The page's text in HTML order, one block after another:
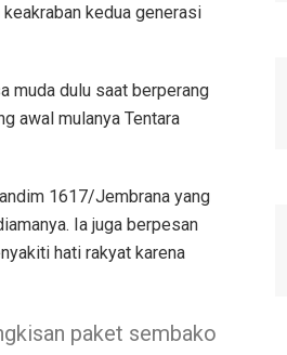
kedua generasi
muda dulu saat berperang
awal mulanya Tentara
1617/Jembrana yang
Ia juga berpesan
hati rakyat karena
paket sembako